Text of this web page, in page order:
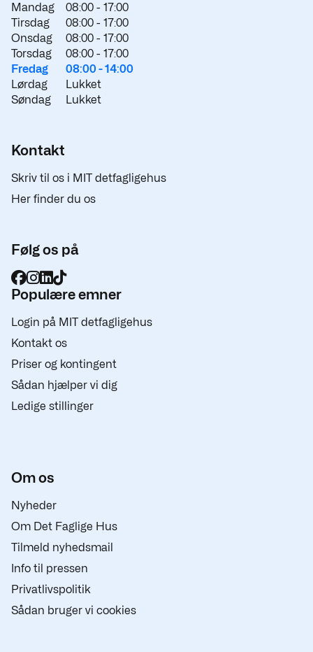
Mandag 08:00 - 17:00
Tirsdag
08:00 - 17:00
Onsdag
08:00 - 17:00
Torsdag
08:00 - 17:00
Fredag
08:00 -14:00
Lørdag
Lukket
Søndag
Lukket
Kontakt
Skriv til os i MIT detfagligehus
Her finder du os
Følg os på
Populære emner
Login på MIT detfagligehus
Kontakt os
Priser og kontingent
Sådan hjælper vi dig
Ledige stillinger
Om os
Nyheder
Om Det Faglige Hus
Tilmeld nyhedsmail
Info til pressen
Privatlivspolitik
Sådan bruger vi cookies